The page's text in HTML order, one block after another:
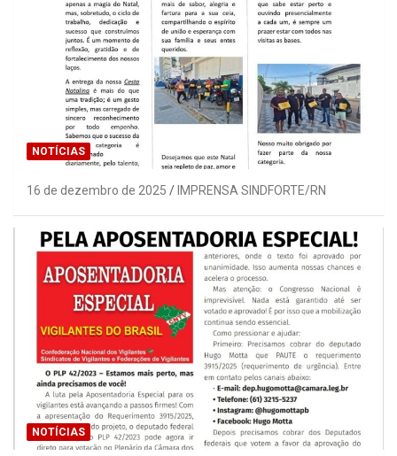
NOTÍCIAS
16 de dezembro de 2025 IMPRENSA SINDFORTE/RN
NOTÍCIAS